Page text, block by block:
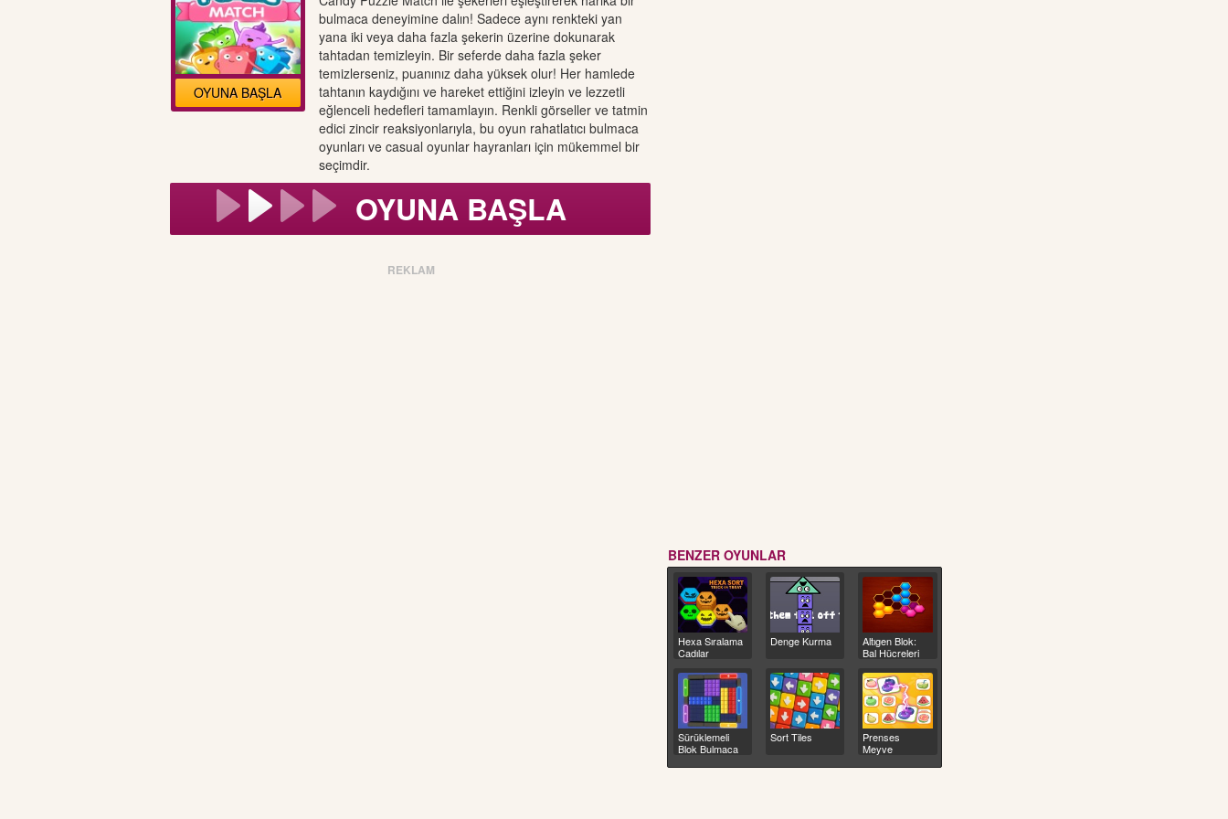
OYUNA BAŞLA
bulmaca deneyimine dalın! Sadece aynı renkteki yan
yana iki veya daha fazla şekerin üzerine dokunarak
tahtadan temizleyin. Bir seferde daha fazla şeker
temizlerseniz, puanınız daha yüksek olur! Her hamlede
tahtanın kaydığını ve hareket ettiğini izleyin ve lezzetli
eğlenceli hedefleri tamamlayın. Renkli görseller ve tatmin
edici zincir reaksiyonlarıyla, bu oyun rahatlatıcı bulmaca
oyunları ve casual oyunlar hayranları için mükemmel bir
seçimdir.
OYUNA BAŞLA
REKLAM
BENZER OYUNLAR
Hexa Sıralama
Cadılar
Denge Kurma
Altıgen Blok:
Bal Hücreleri
Sürüklemeli
Blok Bulmaca
Sort Tiles
Prenses
Meyve
Kurtarma